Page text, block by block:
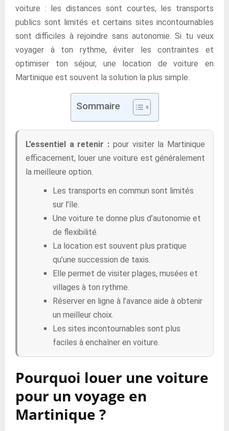
voiture : les distances sont courtes, les transports
publics sont limités et certains sites incontournables
sont difficiles à rejoindre sans autonomie. Si tu veux
voyager à ton rythme, éviter les contraintes et
optimiser ton séjour, une location de voiture en
Martinique est souvent la solution la plus simple.
Sommaire
L’essentiel a retenir : pour visiter la Martinique
efficacement, louer une voiture est généralement
la meilleure option.
Les transports en commun sont limités
sur l’île.
Une voiture te donne plus d’autonomie et
de flexibilité.
La location est souvent plus pratique
qu’une succession de taxis.
Elle permet de visiter plages, musées et
villages à ton rythme.
Réserver en ligne à l’avance aide à obtenir
un meilleur choix.
Les sites incontournables sont plus
faciles à enchaîner en voiture.
Pourquoi louer une voiture
pour un voyage en
Martinique ?